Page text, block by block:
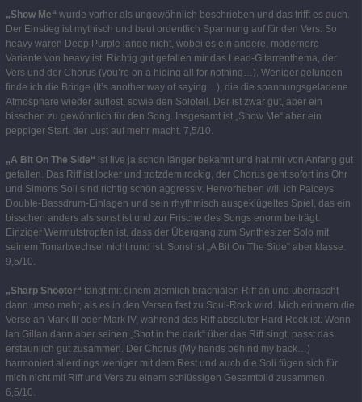
„Show Me“ wurde vorher als ungewöhnlich beschrieben und das trifft es auch.
Der Einstieg ist mythisch und baut ordentlich Spannung auf für den Vers. So
heavy waren Deep Purple lange nicht, wobei es ein andere, modernere
Variante von heavy ist. Richtig gut gefallen mir das Lead-Gitarrenthema, der
Vers und der Chorus (you’re on a hiding all for nothing…). Weniger gelungen
finde ich die Bridge (It’s another way of saying…), die die spannungsgeladene
Atmosphäre wieder auflöst, sowie den Soloteil. Der ist zwar gut, aber ein
bisschen zu gewöhnlich für den Song. Insgesamt ist „Show Me“ aber ein
peppiger Start, der Lust auf mehr macht. 7,5/10.
„A Bit On The Side“ ist live ja schon länger bekannt und hat mir von Anfang gut
gefallen. Das Riff ist locker und trotzdem rockig, der Chorus geht sofort ins Ohr
und Simons Soli sind richtig schön aggressiv. Hervorheben will ich Paiceys
Double-Bassdrum-Einlagen und sein rhythmisch ausgeklügeltes Spiel, das ein
bisschen anders als sonst ist und zur Frische des Songs enorm beiträgt.
Einziger Wermutstropfen ist, dass der Übergang zum Synthesizer Solo mit
seinem Tonartwechsel nicht rund ist. Sonst ist „A Bit On The Side“ aber klasse.
9,5/10.
„Sharp Shooter“ fängt mit einem ziemlich brachialen Riff an und überrascht
dann umso mehr, als es in den Versen fast zu Soul-Rock wird. Mich erinnern die
Verse an Mark III oder Mark IV, während das Riff absoluter Hard Rock ist. Wenn
Ian Gillan dann aber seinen „Shot in the dark“ über das Riff singt, passt das
erstaunlich gut zusammen. Der Chorus (My hands behind my back…)
harmoniert allerdings weniger mit dem Rest und auch die Soli fügen sich für
mich nicht mit Riff und Vers zu einem schlüssigen Gesamtbild zusammen.
6,5/10.